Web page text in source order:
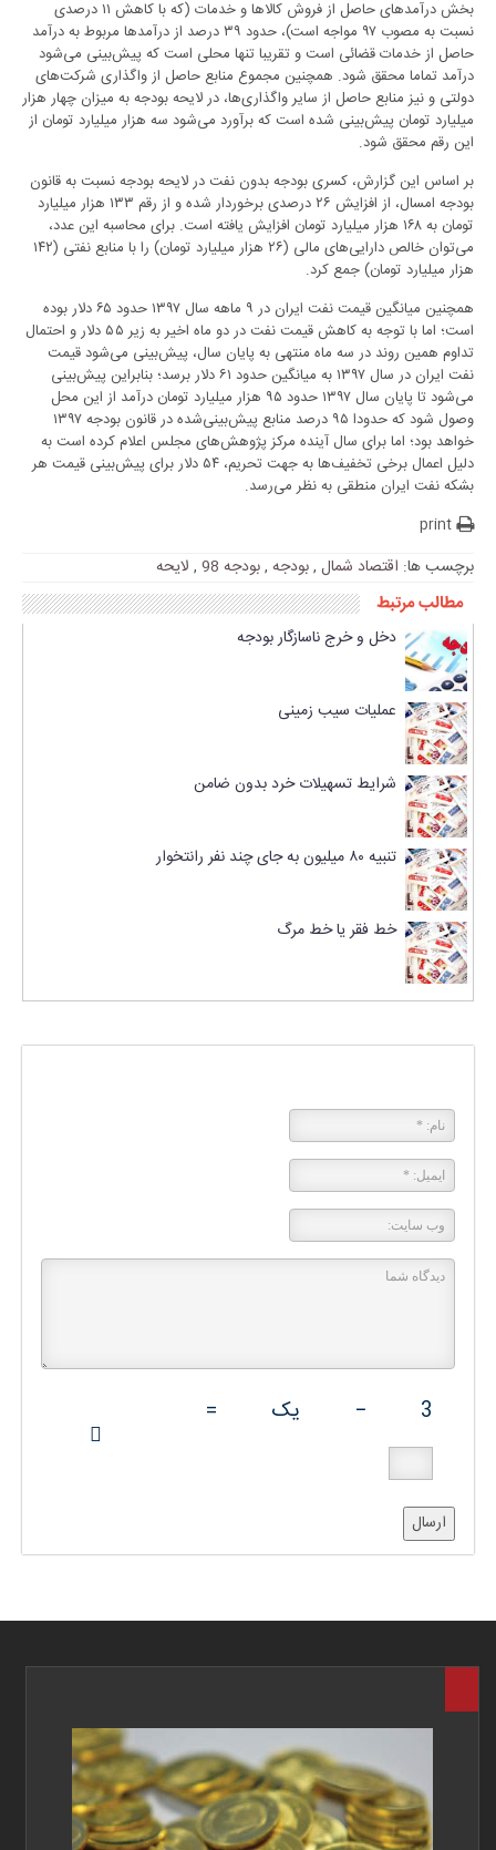
بخش درآمد‌های حاصل از فروش کالا‌ها و خدمات (که با کاهش ۱۱ درصدی
نسبت به مصوب ۹۷ مواجه است)، حدود ۳۹ درصد از درآمد‌ها مربوط به درآمد
حاصل از خدمات قضائی است و تقریبا تنها محلی است که پیش‌بینی می‌شود
درآمد تماما محقق شود. همچنین مجموع منابع حاصل از واگذاری شرکت‌های
دولتی و نیز منابع حاصل از سایر واگذاری‌ها، در لایحه بودجه به میزان چهار هزار
میلیارد تومان پیش‌بینی شده است که برآورد می‌شود سه هزار میلیارد تومان از
این رقم محقق شود.
بر اساس این گزارش، کسری بودجه بدون نفت در لایحه بودجه نسبت به قانون
بودجه امسال، از افزایش ۲۶ درصدی برخوردار شده و از رقم ۱۳۳ هزار میلیارد
تومان به ۱۶۸ هزار میلیارد تومان افزایش یافته است. برای محاسبه این عدد،
می‌توان خالص دارایی‌های مالی (۲۶ هزار میلیارد تومان) را با منابع نفتی (۱۴۲
هزار میلیارد تومان) جمع کرد.
همچنین میانگین قیمت نفت ایران در ۹ ماهه سال ۱۳۹۷ حدود ۶۵ دلار بوده
است؛ اما با توجه به کاهش قیمت نفت در دو ماه اخیر به زیر ۵۵ دلار و احتمال
تداوم همین روند در سه ماه منتهی به پایان سال، پیش‌بینی می‌شود قیمت
نفت ایران در سال ۱۳۹۷ به میانگین حدود ۶۱ دلار برسد؛ بنابراین پیش‌بینی
می‌شود تا پایان سال ۱۳۹۷ حدود ۹۵ هزار میلیارد تومان درآمد از این محل
وصول شود که حدودا ۹۵ درصد منابع پیش‌بینی‌شده در قانون بودجه ۱۳۹۷
خواهد بود؛ اما برای سال آینده مرکز پژوهش‌های مجلس اعلام کرده است به
دلیل اعمال برخی تخفیف‌ها به جهت تحریم، ۵۴ دلار برای پیش‌بینی قیمت هر
بشکه نفت ایران منطقی به نظر می‌رسد.
print
برچسب ها: اقتصاد شمال ,بودجه ,بودجه 98 , لایحه
مطالب مرتبط
دخل و خرج ناسازگار بودجه
عملیات سیب زمینی
شرایط تسهیلات خرد بدون ضامن
تنبیه ۸۰ میلیون به جای چند نفر رانتخوار
خط فقر یا خط مرگ
3
− یک =
ارسال